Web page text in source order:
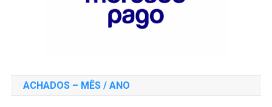
ACHADOS – MÊS / ANO